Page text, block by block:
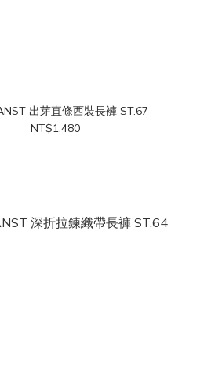
出芽直條西裝長褲 ST.67
NT$1,480